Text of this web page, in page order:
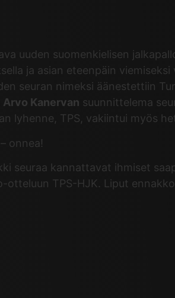
uuden suomenkielisen
ja asian eteenpäin
seuran nimeksi äänestettiin
Arvo Kanervan suunnittelema
lyhenne, TPS, vakiintui myös
onnea!
seuraa kannattavat ihmiset
otteluun TPS-HJK. Liput